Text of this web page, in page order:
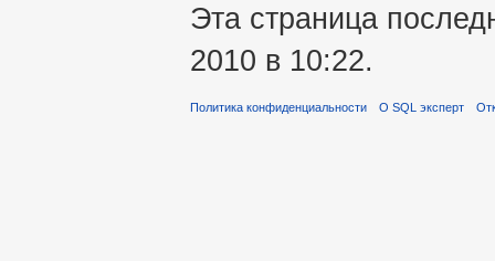
Эта страница
2010 в 10:22.
Политика конфиденциальности О SQL эксперт